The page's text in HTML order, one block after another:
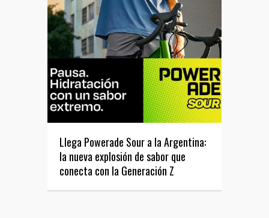
Llega Powerade Sour a la Argentina:
la nueva explosión de sabor que
conecta con la Generación Z